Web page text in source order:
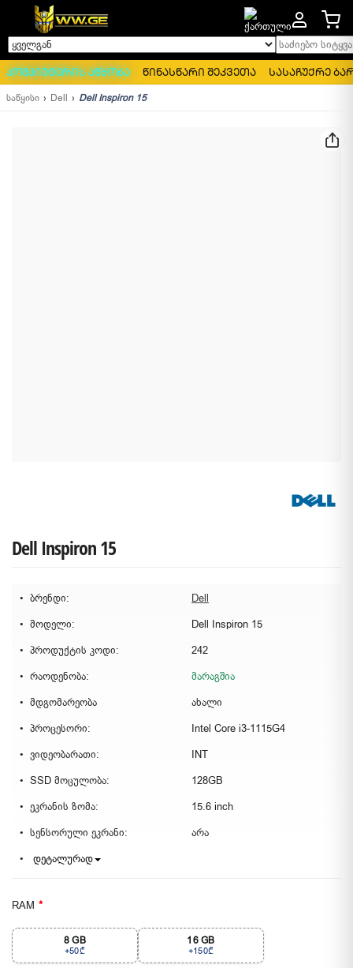
ყველგან საძიებო
კომპიუტერის აწყობა წინასწარი შეკვეთა სასაჩუქრე
საწყისი Dell Dell Inspiron 15
Dell Inspiron 15
ბრენდი:
Dell
მოდელი:
Dell Inspiron 15
პროდუქტის კოდი:
242
რაოდენობა:
მარაგშია
მდგომარეობა
ახალი
პროცესორი:
Intel Core i3-1115G4
ვიდეობარათი:
INT
SSD მოცულობა:
128GB
ეკრანის ზომა:
15.6 inch
სენსორული ეკრანი:
არა
დეტალურად
RAM
8 GB
+50₾
16 GB
+150₾